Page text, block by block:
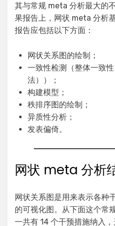
其与常规 meta 分析最大的
果报告上，网状 meta 分析
报告应包括以下方面：
网状关系图的绘制；
一致性检测（整体一致
法））；
构建模型；
秩排序图的绘制；
异质性分析；
发表偏倚。
网状 meta 分析
网状关系图是用来表示各种
的可视化图。从下面这个常
一共有 14 个干预措施纳入，